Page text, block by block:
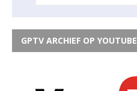
GPTV ARCHIEF OP YOUTUBE